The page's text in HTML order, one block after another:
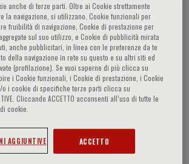
Y EVENTOS / ORADOR
Vitae
anche di terze parti. Oltre ai Cookie strettamente
la navigazione, si utilizzano, Cookie funzionali per
fruibilità di navigazione, Cookie di prestazione per
sul suo utilizzo, e Cookie di pubblicità mirata
anche pubblicitari, in linea con le preferenze da te
della navigazione in rete su questo e su altri siti ed
(profilazione). Se vuoi saperne di più clicca su
i Cookie funzionali, i Cookie di prestazione, i Cookie
i cookie di specifiche terze parti clicca su
Cliccando ACCETTO acconsenti all’uso di tutte le
cookie.
AGGIUNTIVE ACCETTO